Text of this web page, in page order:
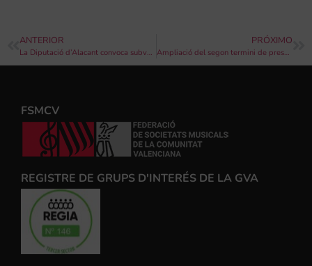
ANTERIOR
La Diputació d’Alacant convoca subvencions per a activitats en matèria de joventut dirigides a entitats sense fi de lucre
PRÓXIMO
Ampliació del segon termini de presentació de sol·licituds de subvencions per a escoles de música 2019
FSMCV
REGISTRE DE GRUPS D'INTERÉS DE LA GVA